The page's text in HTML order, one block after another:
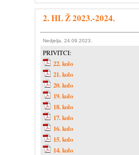
2. HL Ž 2023.-2024.
Nedjelja, 24.09.2023.
PRIVITCI:
22. kolo
21. kolo
20. kolo
19. kolo
18. kolo
17. kolo
16. kolo
15. kolo
14. kolo